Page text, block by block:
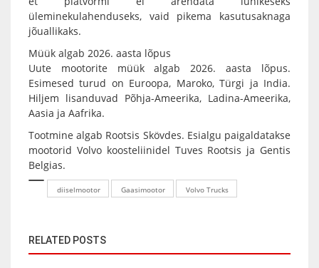
üleminekulahenduseks, vaid pikema kasutusaknaga
jõuallikaks.
Müük algab 2026. aasta lõpus
Uute mootorite müük algab 2026. aasta lõpus.
Esimesed turud on Euroopa, Maroko, Türgi ja India.
Hiljem lisanduvad Põhja-Ameerika, Ladina-Ameerika,
Aasia ja Aafrika.
Tootmine algab Rootsis Skövdes. Esialgu paigaldatakse
mootorid Volvo koosteliinidel Tuves Rootsis ja Gentis
Belgias.
diiselmootor Gaasimootor Volvo Trucks
RELATED POSTS